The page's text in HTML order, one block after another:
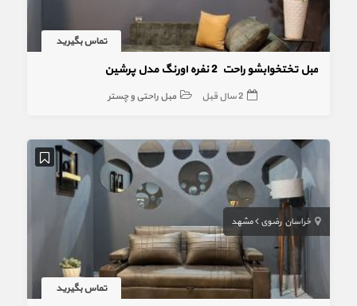
تماس بگیرید
مبل تختخوابشو راحت 2 نفره اورنگ مدل پرشین
2 سال قبل مبل راحتی و چستر
خراسان رضوی مشهد
تماس بگیرید